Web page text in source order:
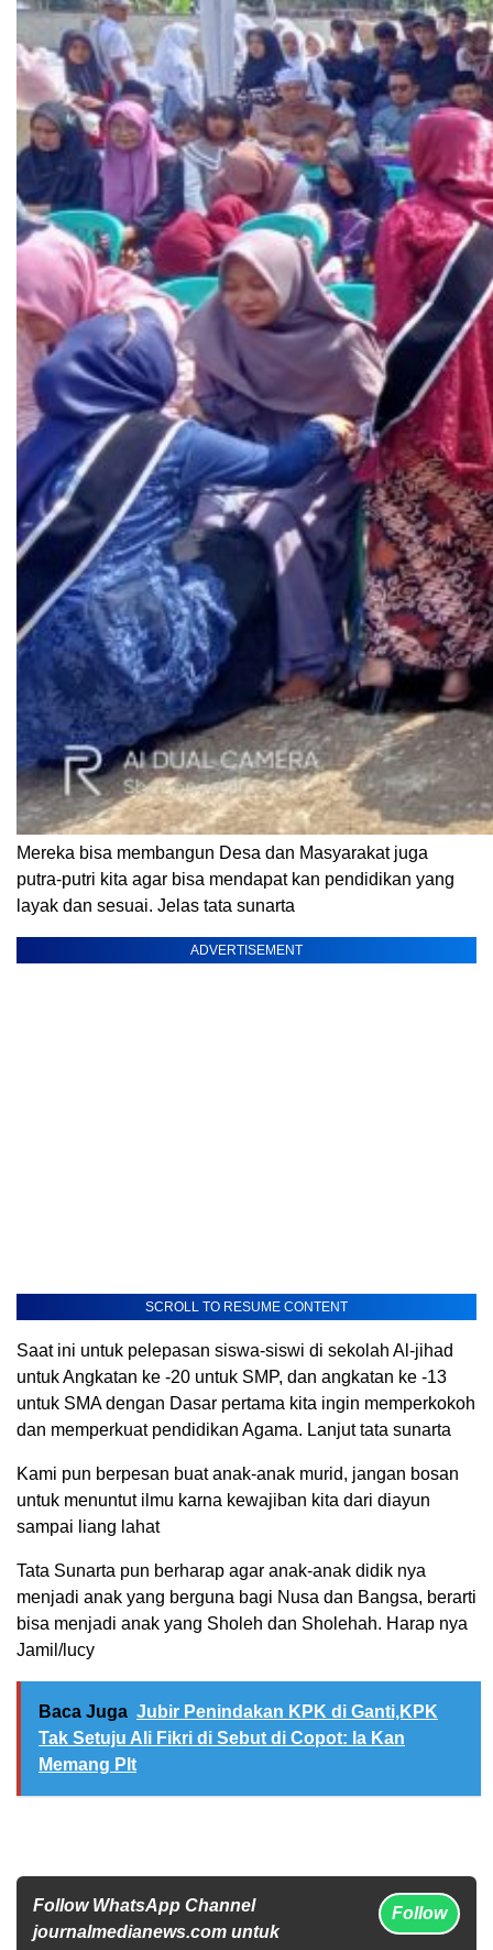
Mereka bisa membangun Desa dan Masyarakat juga
putra-putri kita agar bisa mendapat kan pendidikan yang
layak dan sesuai. Jelas tata sunarta
ADVERTISEMENT
SCROLL TO RESUME CONTENT
Saat ini untuk pelepasan siswa-siswi di sekolah Al-jihad
untuk Angkatan ke -20 untuk SMP, dan angkatan ke -13
untuk SMA dengan Dasar pertama kita ingin memperkokoh
dan memperkuat pendidikan Agama. Lanjut tata sunarta
Kami pun berpesan buat anak-anak murid, jangan bosan
untuk menuntut ilmu karna kewajiban kita dari diayun
sampai liang lahat
Tata Sunarta pun berharap agar anak-anak didik nya
menjadi anak yang berguna bagi Nusa dan Bangsa, berarti
bisa menjadi anak yang Sholeh dan Sholehah. Harap nya
Jamil/lucy
Baca Juga Jubir Penindakan KPK di Ganti,KPK
Tak Setuju Ali Fikri di Sebut di Copot: Ia Kan
Memang Plt
Follow WhatsApp Channel
journalmedianews.com untuk
Follow